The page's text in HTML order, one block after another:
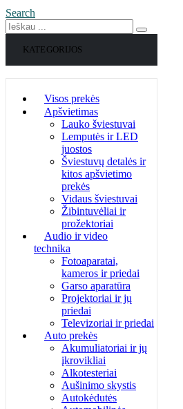
Search
KATEGORIJOS
Visos prekės
Apšvietimas
Lauko šviestuvai
Lemputės ir LED
juostos
Šviestuvų detalės ir
kitos apšvietimo
prekės
Vidaus šviestuvai
Žibintuvėliai ir
prožektoriai
Audio ir video
technika
Fotoaparatai,
kameros ir priedai
Garso aparatūra
Projektoriai ir jų
priedai
Televizoriai ir priedai
Auto prekės
Akumuliatoriai ir jų
įkrovikliai
Alkotesteriai
Aušinimo skystis
Autokėdutės